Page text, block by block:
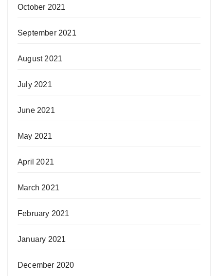
October 2021
September 2021
August 2021
July 2021
June 2021
May 2021
April 2021
March 2021
February 2021
January 2021
December 2020